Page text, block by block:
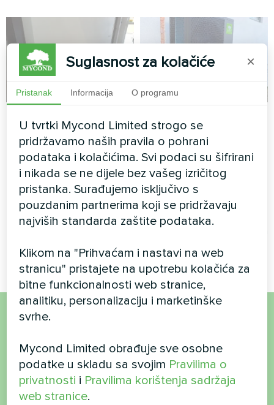
Dizajn ventilatorske
konvektorske jedinice,
staklena serija
prostora s Mycond
BeeHeat Split
toplinskom pumpom
Instalacija toplotne pumpe
BeeHeat serije koja štedi
energiju, koja pruža
cjelogodišnju kontrolu klime za
pitanja?
Kontaktirajte nas i mi ćemo vam pomoći
Suglasnost za kolačiće ×
Pristanak Informacija O programu
U tvrtki Mycond Limited strogo se
pridržavamo naših pravila o pohrani
podataka i kolačićima. Svi podaci su šifrirani
i nikada se ne dijele bez vašeg izričitog
pristanka. Surađujemo isključivo s
pouzdanim partnerima koji se pridržavaju
najviših standarda zaštite podataka.
Klikom na "Prihvaćam i nastavi na web
stranicu" pristajete na upotrebu kolačića za
bitne funkcionalnosti web stranice,
analitiku, personalizaciju i marketinške
svrhe.
Mycond Limited obrađuje sve osobne
podatke u skladu sa svojim Pravilima o
privatnosti i Pravilima korištenja sadržaja
web stranice.